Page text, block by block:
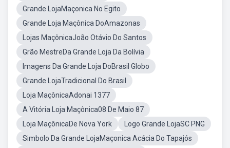
Grande LojaMaçonica No Egito
Grande Loja Maçônica DoAmazonas
Lojas MaçônicaJoão Otávio Do Santos
Grão MestreDa Grande Loja Da Bolívia
Imagens Da Grande Loja DoBrasil Globo
Grande LojaTradicional Do Brasil
Loja MaçônicaAdonai 1377
A Vitória Loja Maçônica08 De Maio 87
Loja MaçônicaDe Nova York
Logo Grande LojaSC PNG
Simbolo Da Grande LojaMaçonica Acácia Do Tapajós